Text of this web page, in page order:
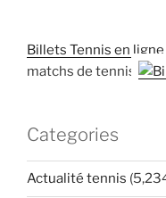
Billets Tennis en ligne
matchs de tennis
Categories
Actualité tennis